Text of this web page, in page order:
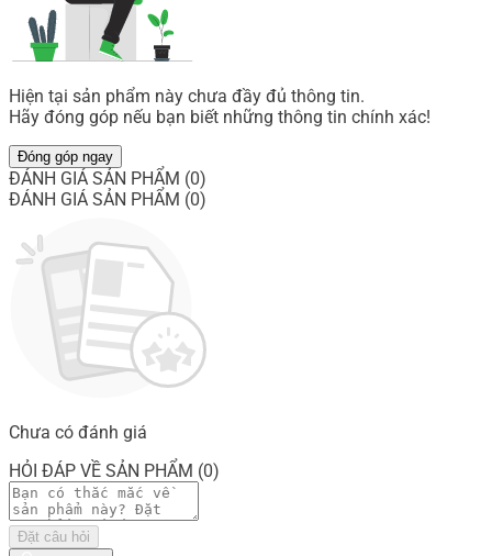
Hiện tại sản phẩm này chưa đầy đủ thông tin.
Hãy đóng góp nếu bạn biết những thông tin chính xác!
Đóng góp ngay
ĐÁNH GIÁ SẢN PHẨM (0)
ĐÁNH GIÁ SẢN PHẨM (0)
Chưa có đánh giá
HỎI ĐÁP VỀ SẢN PHẨM (0)
Đặt câu hỏi